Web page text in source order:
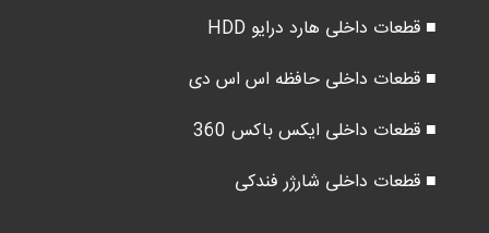
■ قطعات داخلی هارد درایو HDD
■ قطعات داخلی حافظه اس اس دی
■ قطعات داخلی ایکس باکس 360
■ قطعات داخلی شارژر فندکی